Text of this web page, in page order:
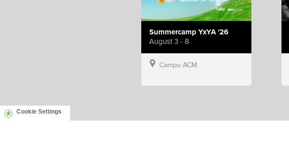
Summercamp YxYA '26
August 3 - 8
Campo ACM
Cookie Settings